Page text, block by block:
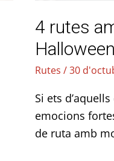
4 rutes
Halloween
Rutes /30
Si ets
emocions
de ruta amb